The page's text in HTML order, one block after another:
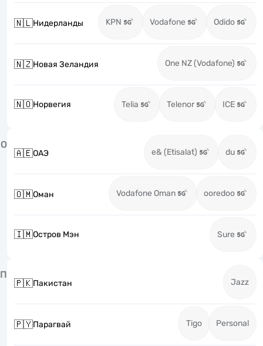
🇳🇱Нидерланды KPN Vodafone Odido
🇳🇿Новая Зеландия One NZ (Vodafone)
🇳🇴Норвегия Telia Telenor ICE
О
🇦🇪ОАЭ e& (Etisalat) du
🇴🇲Оман Vodafone Oman ooredoo
🇮🇲Остров Мэн Sure
П
🇵🇰Пакистан Jazz
🇵🇾Парагвай Tigo Personal